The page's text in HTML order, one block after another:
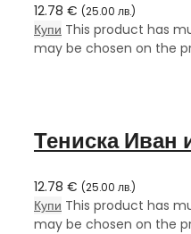
12.78 € (25.00 лв.)
Купи This product has
may be chosen on the
12.78 € (25.00 лв.)
Купи This product has
may be chosen on the